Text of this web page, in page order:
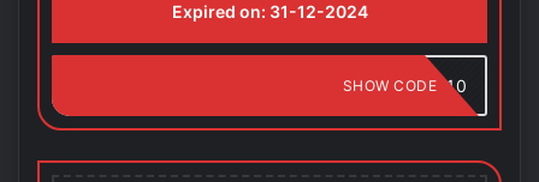
Expired on: 31-12-2024
MK10
SHOW CODE